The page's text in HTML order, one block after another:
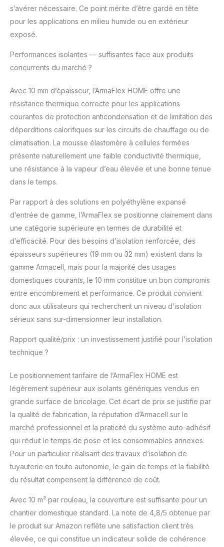
s’avérer nécessaire. Ce point mérite d’être gardé en tête
pour les applications en milieu humide ou en extérieur
exposé.
Performances isolantes — suffisantes face aux produits
concurrents du marché ?
Avec 10 mm d’épaisseur, l’ArmaFlex HOME offre une
résistance thermique correcte pour les applications
courantes de protection anticondensation et de limitation des
déperditions calorifiques sur les circuits de chauffage ou de
climatisation. La mousse élastomère à cellules fermées
présente naturellement une faible conductivité thermique,
une résistance à la vapeur d’eau élevée et une bonne tenue
dans le temps.
Par rapport à des solutions en polyéthylène expansé
d’entrée de gamme, l’ArmaFlex se positionne clairement dans
une catégorie supérieure en termes de durabilité et
d’efficacité. Pour des besoins d’isolation renforcée, des
épaisseurs supérieures (19 mm ou 32 mm) existent dans la
gamme Armacell, mais pour la majorité des usages
domestiques courants, le 10 mm constitue un bon compromis
entre encombrement et performance. Ce produit convient
donc aux utilisateurs qui recherchent un niveau d’isolation
sérieux sans sur-dimensionner leur installation.
Rapport qualité/prix : un investissement justifié pour l’isolation
technique ?
Le positionnement tarifaire de l’ArmaFlex HOME est
légèrement supérieur aux isolants génériques vendus en
grande surface de bricolage. Cet écart de prix se justifie par
la qualité de fabrication, la réputation d’Armacell sur le
marché professionnel et la praticité du système auto-adhésif
qui réduit le temps de pose et les consommables annexes.
Pour un particulier réalisant des travaux d’isolation de
tuyauterie en toute autonomie, le gain de temps et la fiabilité
du résultat compensent la différence de coût.
Avec 10 m² par rouleau, la couverture est suffisante pour un
chantier domestique standard. La note de 4,8/5 obtenue par
le produit sur Amazon reflète une satisfaction client très
élevée, ce qui constitue un indicateur solide de cohérence